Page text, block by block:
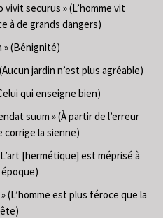
vivit securus » (L’homme vit
à de grands dangers)
» (Bénignité)
jardin n’est plus agréable)
qui enseigne bien)
suum » (À partir de l’erreur
corrige la sienne)
[hermétique] est méprisé à
(L’homme est plus féroce que la